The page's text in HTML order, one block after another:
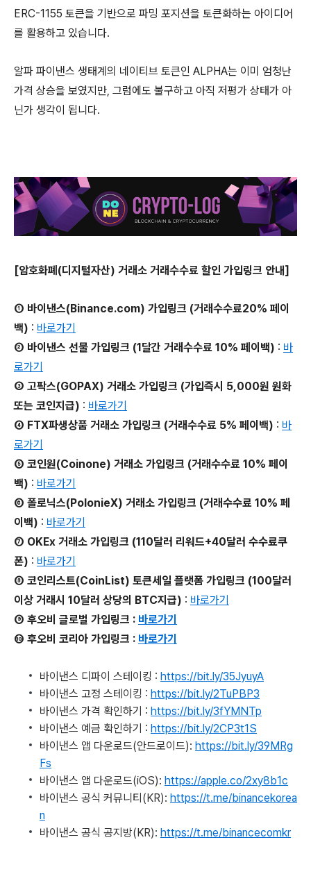
ERC-1155 토큰을 기반으로 파밍 포지션을 토큰화하는 아이디어
를 활용하고 있습니다.
알파 파이낸스 생태계의 네이티브 토큰인 ALPHA는 이미 엄청난
가격 상승을 보였지만, 그럼에도 불구하고 아직 저평가 상태가 아
닌가 생각이 됩니다.
[암호화폐(디지털자산) 거래소 거래수수료 할인 가입링크 안내]
① 바이낸스(Binance.com) 가입링크 (거래수수료20% 페이
백) : 바로가기
② 바이낸스 선물 가입링크 (1달간 거래수수료 10% 페이백) : 바
로가기
③ 고팍스(GOPAX) 거래소 가입링크 (가입즉시 5,000원 원화
또는 코인지급) : 바로가기
④ FTX파생상품 거래소 가입링크 (거래수수료 5% 페이백) : 바
로가기
⑤ 코인원(Coinone) 거래소 가입링크 (거래수수료 10% 페이
백) : 바로가기
⑥ 폴로닉스(PolonieX) 거래소 가입링크 (거래수수료 10% 페
이백) : 바로가기
⑦ OKEx 거래소 가입링크 (110달러 리워드+40달러 수수료쿠
폰) : 바로가기
⑧ 코인리스트(CoinList) 토큰세일 플랫폼 가입링크 (100달러
이상 거래시 10달러 상당의 BTC지급) : 바로가기
⑨ 후오비 글로벌 가입링크 : 바로가기
⑩ 후오비 코리아 가입링크 : 바로가기
바이낸스 디파이 스테이킹 : https://bit.ly/35JyuyA
바이낸스 고정 스테이킹 : https://bit.ly/2TuPBP3
바이낸스 가격 확인하기 : https://bit.ly/3fYMNTp
바이낸스 예금 확인하기 : https://bit.ly/2CP3t1S
바이낸스 앱 다운로드(안드로이드): https://bit.ly/39MRg
Fs
바이낸스 앱 다운로드(iOS): https://apple.co/2xy8b1c
바이낸스 공식 커뮤니티(KR): https://t.me/binancekorea
n
바이낸스 공식 공지방(KR): https://t.me/binancecomkr